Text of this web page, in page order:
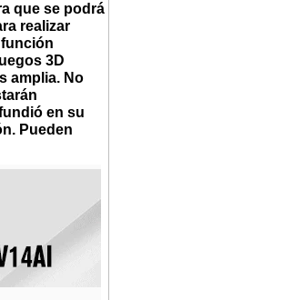
que se podrá
realizar
3D
amplia. No
en su
Pueden